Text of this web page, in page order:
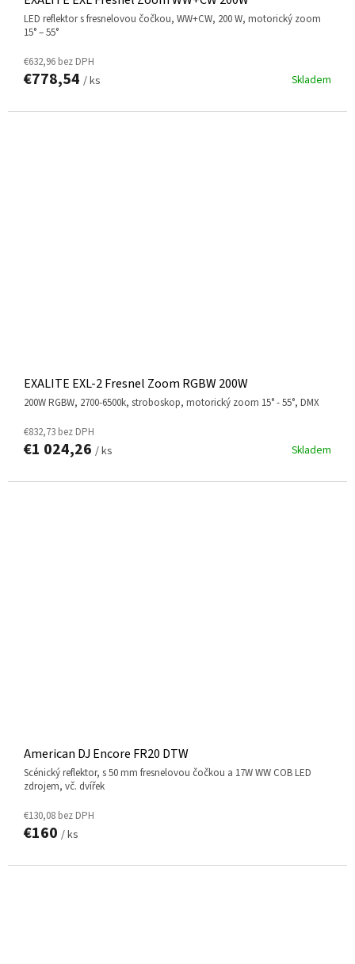
LED reflektor s fresnelovou čočkou, WW+CW, 200 W, motorický zoom
15° – 55°
Skladem
€632,96 bez DPH
€778,54 / ks
EXALITE EXL-2 Fresnel Zoom RGBW 200W
200W RGBW, 2700-6500k, stroboskop, motorický zoom 15° - 55°, DMX
Skladem
€832,73 bez DPH
€1 024,26 / ks
American DJ Encore FR20 DTW
scénický reflektor, s 50 mm fresnelovou čočkou a 17W WW COB LED
zdrojem, vč. dvířek
€130,08 bez DPH
€160 / ks